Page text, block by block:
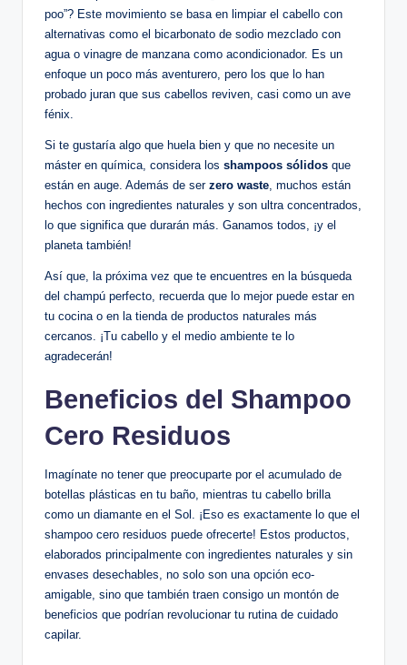
poo”? Este movimiento se basa en limpiar el cabello con
alternativas como el bicarbonato de sodio mezclado con
agua o vinagre de manzana como acondicionador. Es un
enfoque un poco más aventurero, pero los que lo han
probado juran que sus cabellos reviven, casi como un ave
fénix.
Si te gustaría algo que huela bien y que no necesite un
máster en química, considera los shampoos sólidos que
están en auge. Además de ser zero waste , muchos están
hechos con ingredientes naturales y son ultra concentrados,
lo que significa que durarán más. Ganamos todos, ¡y el
planeta también!
Así que, la próxima vez que te encuentres en la búsqueda
del champú perfecto, recuerda que lo mejor puede estar en
tu cocina o en la tienda de productos naturales más
cercanos. ¡Tu cabello y el medio ambiente te lo
agradecerán!
Beneficios del Shampoo
Cero Residuos
Imagínate no tener que preocuparte por el acumulado de
botellas plásticas en tu baño, mientras tu cabello brilla
como un diamante en el Sol. ¡Eso es exactamente lo que el
shampoo cero residuos puede ofrecerte! Estos productos,
elaborados principalmente con ingredientes naturales y sin
envases desechables, no solo son una opción eco-
amigable, sino que también traen consigo un montón de
beneficios que podrían revolucionar tu rutina de cuidado
capilar.